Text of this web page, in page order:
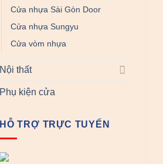
Cửa nhựa Sài Gòn Door
Cửa nhựa Sungyu
Cửa vòm nhựa
Nội thất
Phụ kiện cửa
HỖ TRỢ TRỰC TUYẾN